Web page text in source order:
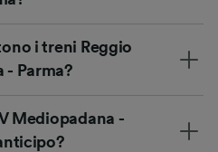
i treni Reggio
- Parma?
Mediopadana -